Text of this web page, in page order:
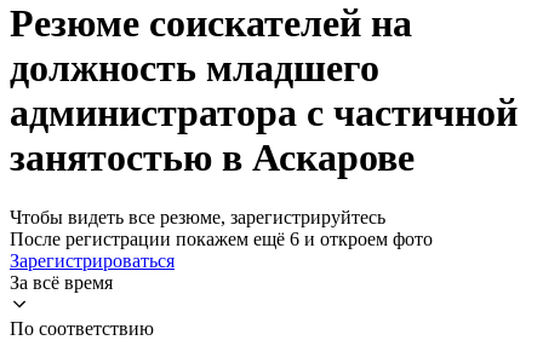
Резюме соискателей на
должность младшего
администратора с частичной
занятостью в Аскарове
Чтобы видеть все резюме, зарегистрируйтесь
После регистрации покажем ещё 6 и откроем фото
Зарегистрироваться
За всё время
По соответствию